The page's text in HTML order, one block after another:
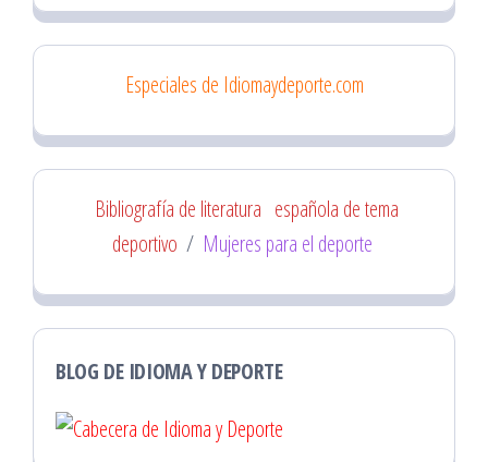
Especiales de Idiomaydeporte.com
Bibliografía de literatura española de tema
deportivo / Mujeres para el deporte
BLOG DE IDIOMA Y DEPORTE